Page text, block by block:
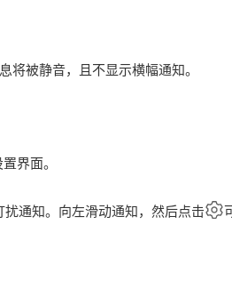
将被静音，且不显示横幅通知。
界面。
通知。向左滑动通知，然后点击